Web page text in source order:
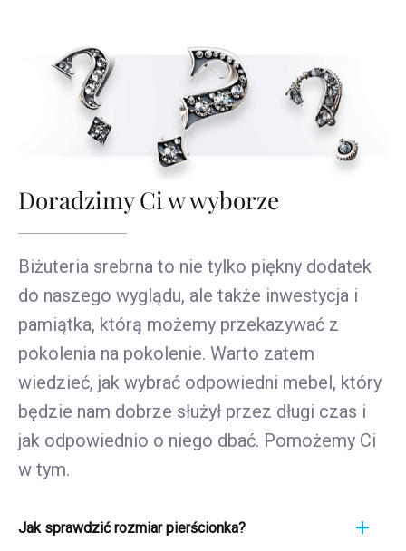
Doradzimy Ci w wyborze
Biżuteria srebrna to nie tylko piękny dodatek
do naszego wyglądu, ale także inwestycja i
pamiątka, którą możemy przekazywać z
pokolenia na pokolenie. Warto zatem
wiedzieć, jak wybrać odpowiedni mebel, który
będzie nam dobrze służył przez długi czas i
jak odpowiednio o niego dbać. Pomożemy Ci
w tym.
Jak sprawdzić rozmiar pierścionka?